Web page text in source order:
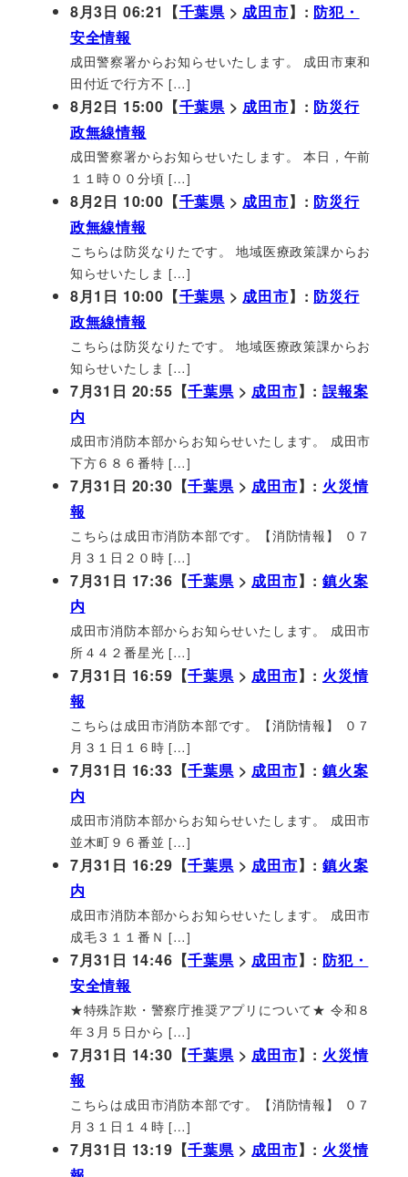
8月3日 06:21【千葉県 >成田市】: 防犯・
安全情報
成田警察署からお知らせいたします。 成田市東和
田付近で行方不 […]
8月2日 15:00【千葉県 >成田市】: 防災行
政無線情報
成田警察署からお知らせいたします。 本日，午前
１１時００分頃 […]
8月2日 10:00【千葉県 >成田市】: 防災行
政無線情報
こちらは防災なりたです。 地域医療政策課からお
知らせいたしま […]
8月1日 10:00【千葉県 >成田市】: 防災行
政無線情報
こちらは防災なりたです。 地域医療政策課からお
知らせいたしま […]
7月31日 20:55【千葉県>成田市】:誤報案
内
成田市消防本部からお知らせいたします。 成田市
下方６８６番特 […]
7月31日 20:30【千葉県>成田市】: 火災情
報
こちらは成田市消防本部です。【消防情報】 ０７
月３１日２０時 […]
7月31日 17:36【千葉県>成田市】:鎮火案
内
成田市消防本部からお知らせいたします。 成田市
所４４２番星光 […]
7月31日 16:59【千葉県>成田市】: 火災情
報
こちらは成田市消防本部です。【消防情報】 ０７
月３１日１６時 […]
7月31日 16:33【千葉県>成田市】:鎮火案
内
成田市消防本部からお知らせいたします。 成田市
並木町９６番並 […]
7月31日 16:29【千葉県>成田市】:鎮火案
内
成田市消防本部からお知らせいたします。 成田市
成毛３１１番Ｎ […]
7月31日 14:46【千葉県>成田市】: 防犯・
安全情報
★特殊詐欺・警察庁推奨アプリについて★ 令和８
年３月５日から […]
7月31日 14:30【千葉県>成田市】: 火災情
報
こちらは成田市消防本部です。【消防情報】 ０７
月３１日１４時 […]
7月31日 13:19【千葉県>成田市】: 火災情